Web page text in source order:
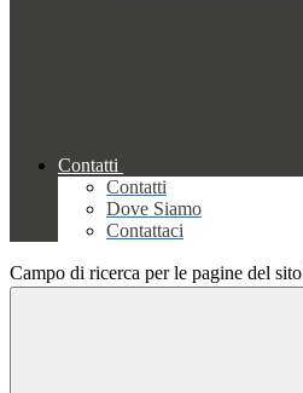
Contatti
Contatti
Dove Siamo
Contattaci
Campo di ricerca per le pagine del sito